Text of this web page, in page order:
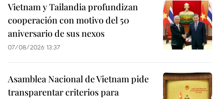
Vietnam y Tailandia profundizan
cooperación con motivo del 50
aniversario de sus nexos
07/08/2026 13:37
Asamblea Nacional de Vietnam pide
transparentar criterios para